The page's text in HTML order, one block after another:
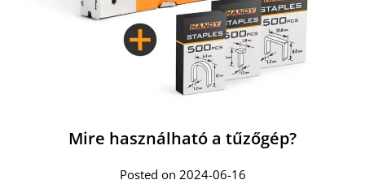
Mire használható a tűzőgép?
Posted on 2024-06-16